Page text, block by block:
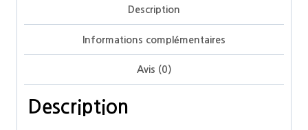
Description
Informations complémentaires
Avis (0)
Description